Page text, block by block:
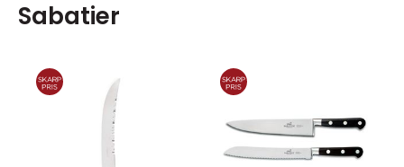
Sabatier